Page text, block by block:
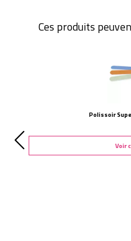
Ces produits
Polissoir
Voir